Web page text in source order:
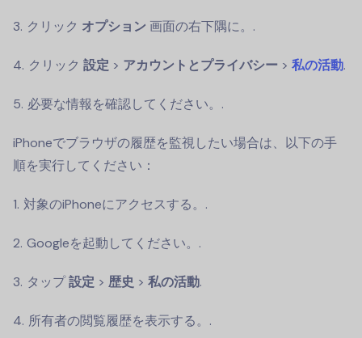
クリック オプション 画面の右下隅に。.
クリック 設定 > アカウントとプライバシー > 私の活動.
必要な情報を確認してください。.
iPhoneでブラウザの履歴を監視したい場合は、以下の手
順を実行してください：
対象のiPhoneにアクセスする。.
Googleを起動してください。.
タップ設定 > 歴史 > 私の活動.
所有者の閲覧履歴を表示する。.